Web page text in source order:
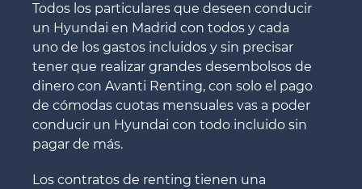
Todos los particulares que deseen conducir
un Hyundai en Madrid con todos y cada
uno de los gastos incluidos y sin precisar
tener que realizar grandes desembolsos de
dinero con Avanti Renting, con solo el pago
de cómodas cuotas mensuales vas a poder
conducir un Hyundai con todo incluido sin
pagar de más.
Los contratos de renting tienen una